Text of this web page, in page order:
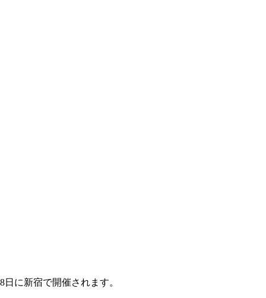
に新宿で開催されます。